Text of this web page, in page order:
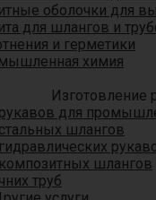
оболочки для
для шлангов и
и герметики
химия
Изготовление
для
шлангов
шлангов
труб